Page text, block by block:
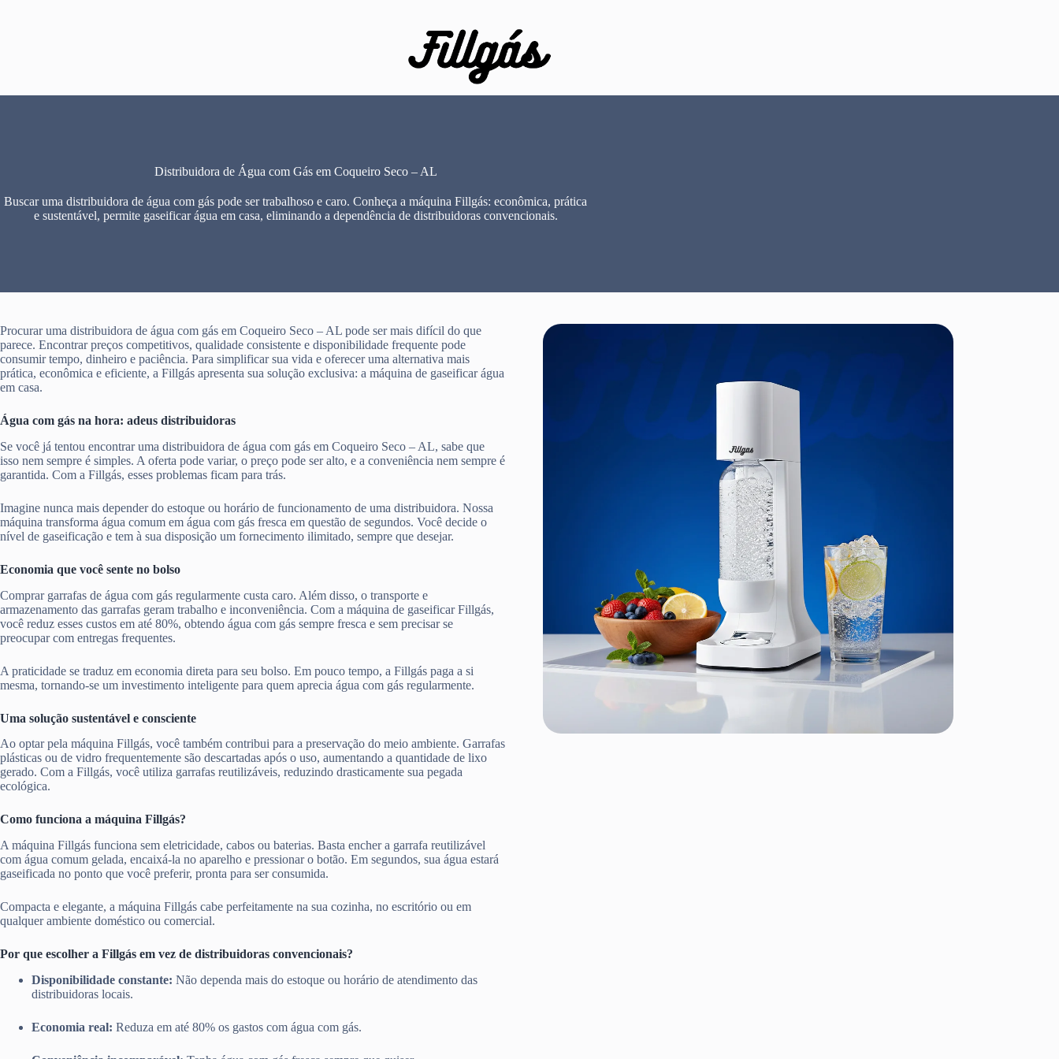
Distribuidora de Água com Gás em Coqueiro Seco – AL
Buscar uma distribuidora de água com gás pode ser trabalhoso e caro. Conheça a máquina Fillgás: econômica, prática
e sustentável, permite gaseificar água em casa, eliminando a dependência de distribuidoras convencionais.
Procurar uma distribuidora de água com gás em Coqueiro Seco – AL pode ser mais difícil do que
parece. Encontrar preços competitivos, qualidade consistente e disponibilidade frequente pode
consumir tempo, dinheiro e paciência. Para simplificar sua vida e oferecer uma alternativa mais
prática, econômica e eficiente, a Fillgás apresenta sua solução exclusiva: a máquina de gaseificar água
em casa.
Água com gás na hora: adeus distribuidoras
Se você já tentou encontrar uma distribuidora de água com gás em Coqueiro Seco – AL, sabe que
isso nem sempre é simples. A oferta pode variar, o preço pode ser alto, e a conveniência nem sempre é
garantida. Com a Fillgás, esses problemas ficam para trás.
Imagine nunca mais depender do estoque ou horário de funcionamento de uma distribuidora. Nossa
máquina transforma água comum em água com gás fresca em questão de segundos. Você decide o
nível de gaseificação e tem à sua disposição um fornecimento ilimitado, sempre que desejar.
Economia que você sente no bolso
Comprar garrafas de água com gás regularmente custa caro. Além disso, o transporte e
armazenamento das garrafas geram trabalho e inconveniência. Com a máquina de gaseificar Fillgás,
você reduz esses custos em até 80%, obtendo água com gás sempre fresca e sem precisar se
preocupar com entregas frequentes.
A praticidade se traduz em economia direta para seu bolso. Em pouco tempo, a Fillgás paga a si
mesma, tornando-se um investimento inteligente para quem aprecia água com gás regularmente.
Uma solução sustentável e consciente
Ao optar pela máquina Fillgás, você também contribui para a preservação do meio ambiente. Garrafas
plásticas ou de vidro frequentemente são descartadas após o uso, aumentando a quantidade de lixo
gerado. Com a Fillgás, você utiliza garrafas reutilizáveis, reduzindo drasticamente sua pegada
ecológica.
Como funciona a máquina Fillgás?
A máquina Fillgás funciona sem eletricidade, cabos ou baterias. Basta encher a garrafa reutilizável
com água comum gelada, encaixá-la no aparelho e pressionar o botão. Em segundos, sua água estará
gaseificada no ponto que você preferir, pronta para ser consumida.
Compacta e elegante, a máquina Fillgás cabe perfeitamente na sua cozinha, no escritório ou em
qualquer ambiente doméstico ou comercial.
Por que escolher a Fillgás em vez de distribuidoras convencionais?
Disponibilidade constante: Não dependa mais do estoque ou horário de atendimento das
distribuidoras locais.
Economia real: Reduza em até 80% os gastos com água com gás.